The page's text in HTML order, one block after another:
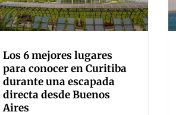
Los 6 mejores lugares
para conocer en Curitiba
durante una escapada
directa desde Buenos
Aires